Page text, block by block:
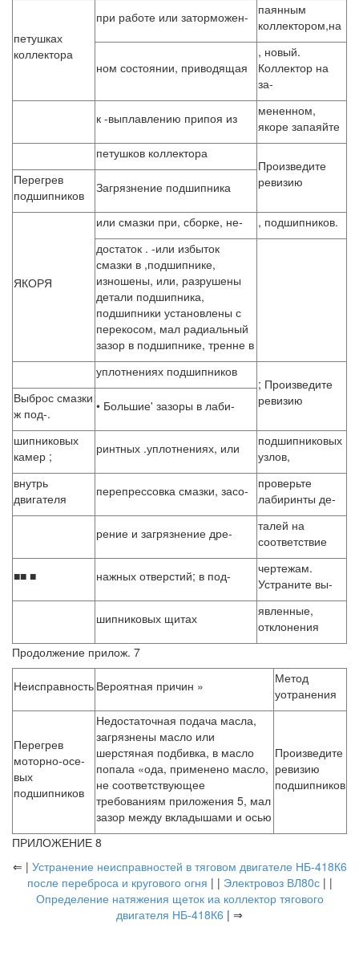
петушках
коллектора
при работе или заторможен-
паянным
коллектором,на
ном состоянии, приводящая
, новый.
Коллектор на
за-
к -выплавлению припоя из
мененном,
якоре запаяйте
петушков коллектора
Произведите
ревизию
Перегрев
подшипников
Загрязнение подшипника
ЯКОРЯ
или смазки при, сборке, не-
, подшипников.
достаток . -или избыток
смазки в ,подшипнике,
изношены, или, разрушены
детали подшипника,
подшипники установлены с
перекосом, мал радиальный
зазор в подшипнике, тренне в
уплотнениях подшипников
; Произведите
ревизию
Выброс смазки
ж под-.
• Большие' зазоры в лаби-
шипниковых
камер ;
ринтных .уплотнениях, или
подшипниковых
узлов,
внутрь
двигателя
перепрессовка смазки, засо-
проверьте
лабиринты де-
рение и загрязнение дре-
талей на
соответствие
■■ ■ нажных отверстий; в под-
чертежам.
Устраните вы-
шипниковых щитах
явленные,
отклонения
Продолжение прилож. 7
Неисправность Вероятная причин »
Метод
уотранения
Перегрев
моторно-осе-
вых
подшипников
Недостаточная подача масла,
загрязнены масло или
шерстяная подбивка, в масло
попала «ода, применено масло,
не соответствующее
требованиям приложения 5, мал
зазор между вкладышами и осью
Произведите
ревизию
подшипников
ПРИЛОЖЕНИЕ 8
⇐ | Устранение неисправностей в тяговом двигателе НБ-418К6
после переброса и кругового огня | | Электровоз ВЛ80с| |
Определение натяжения щеток иа коллектор тягового
двигателя НБ-418К6 | ⇒